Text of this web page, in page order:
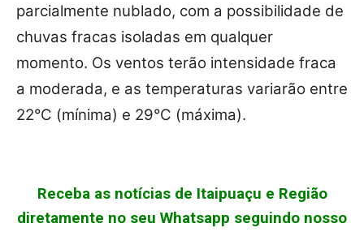
parcialmente nublado, com a possibilidade de
chuvas fracas isoladas em qualquer
momento. Os ventos terão intensidade fraca
a moderada, e as temperaturas variarão entre
22°C (mínima) e 29°C (máxima).
Receba as notícias de Itaipuaçu e Região
diretamente no seu Whatsapp seguindo nosso